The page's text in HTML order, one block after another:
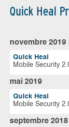
Quick Heal
novembre 2019
Quick Heal
Mobile Security
mai 2019
Quick Heal
Mobile Security
septembre 2018